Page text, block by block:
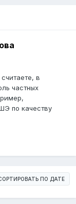
в
частных
по качеству
ПО ДАТЕ